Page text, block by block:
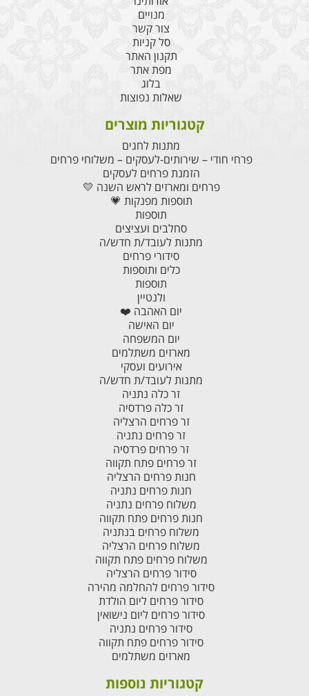
מנויים
צור קשר
סל קניות
תקנון האתר
מפת אתר
בלוג
שאלות נפוצות
קטגוריות מוצרים
מתנות לחגים
פרחי חודי – שירותים-לעסקים – משלוחי פרחים
הזמנת פרחים לעסקים
פרחים ומארזים לראש השנה 💛
תוספות מפנקות 💗
תוספות
סחלבים ועציצים
מתנות לעובד/ת חדש/ה
סידורי פרחים
כלים ותוספות
תוספות
ולנטיין
יום האהבה ❤️
יום האישה
יום המשפחה
מארזים משתלמים
אירועים ועסקי
מתנות לעובד/ת חדש/ה
זר כלה נתניה
זר כלה פרדסיה
זר פרחים הרצליה
זר פרחים נתניה
זר פרחים פרדסיה
זר פרחים פתח תקווה
חנות פרחים הרצליה
חנות פרחים נתניה
משלוח פרחים נתניה
חנות פרחים פתח תקווה
משלוח פרחים בנתניה
משלוח פרחים הרצליה
משלוח פרחים פתח תקווה
סידור פרחים הרצליה
סידור פרחים להחלמה מהירה
סידור פרחים ליום הולדת
סידור פרחים ליום נישואין
סידור פרחים נתניה
סידור פרחים פתח תקווה
מארזים משתלמים
קטגוריות נוספות